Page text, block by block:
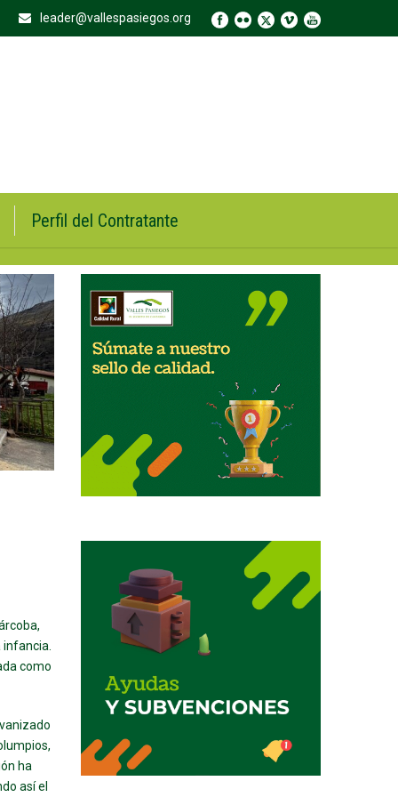
leader@vallespasiegos.org
Perfil del Contratante
infancia.
como
ha
así el